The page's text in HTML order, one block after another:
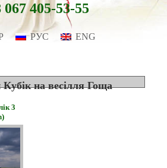
067 405-53-55
РУС ENG
Кубік на весілля Гоща
3